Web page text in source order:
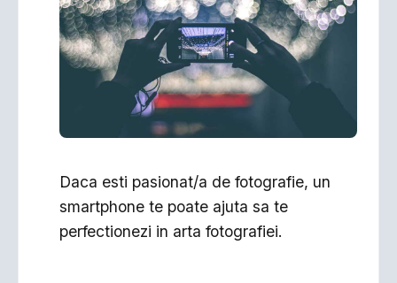
Daca esti pasionat/a de fotografie, un
smartphone te poate ajuta sa te
perfectionezi in arta fotografiei.